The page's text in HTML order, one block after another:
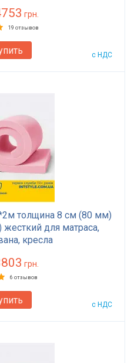
грн.
19 отзывов
с НДС
толщина 8 см (80 мм)
жесткий для матраса,
кресла
грн.
6 отзывов
с НДС